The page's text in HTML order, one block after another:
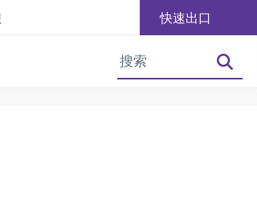
快速出口